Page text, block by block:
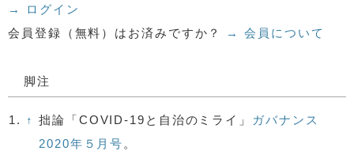
→ ログイン
会員登録（無料）はお済みですか？
→ 会員について
脚注
1. ↑ 拙論「COVID-19と自治のミライ」
ガバナンス
2020年５月号 。